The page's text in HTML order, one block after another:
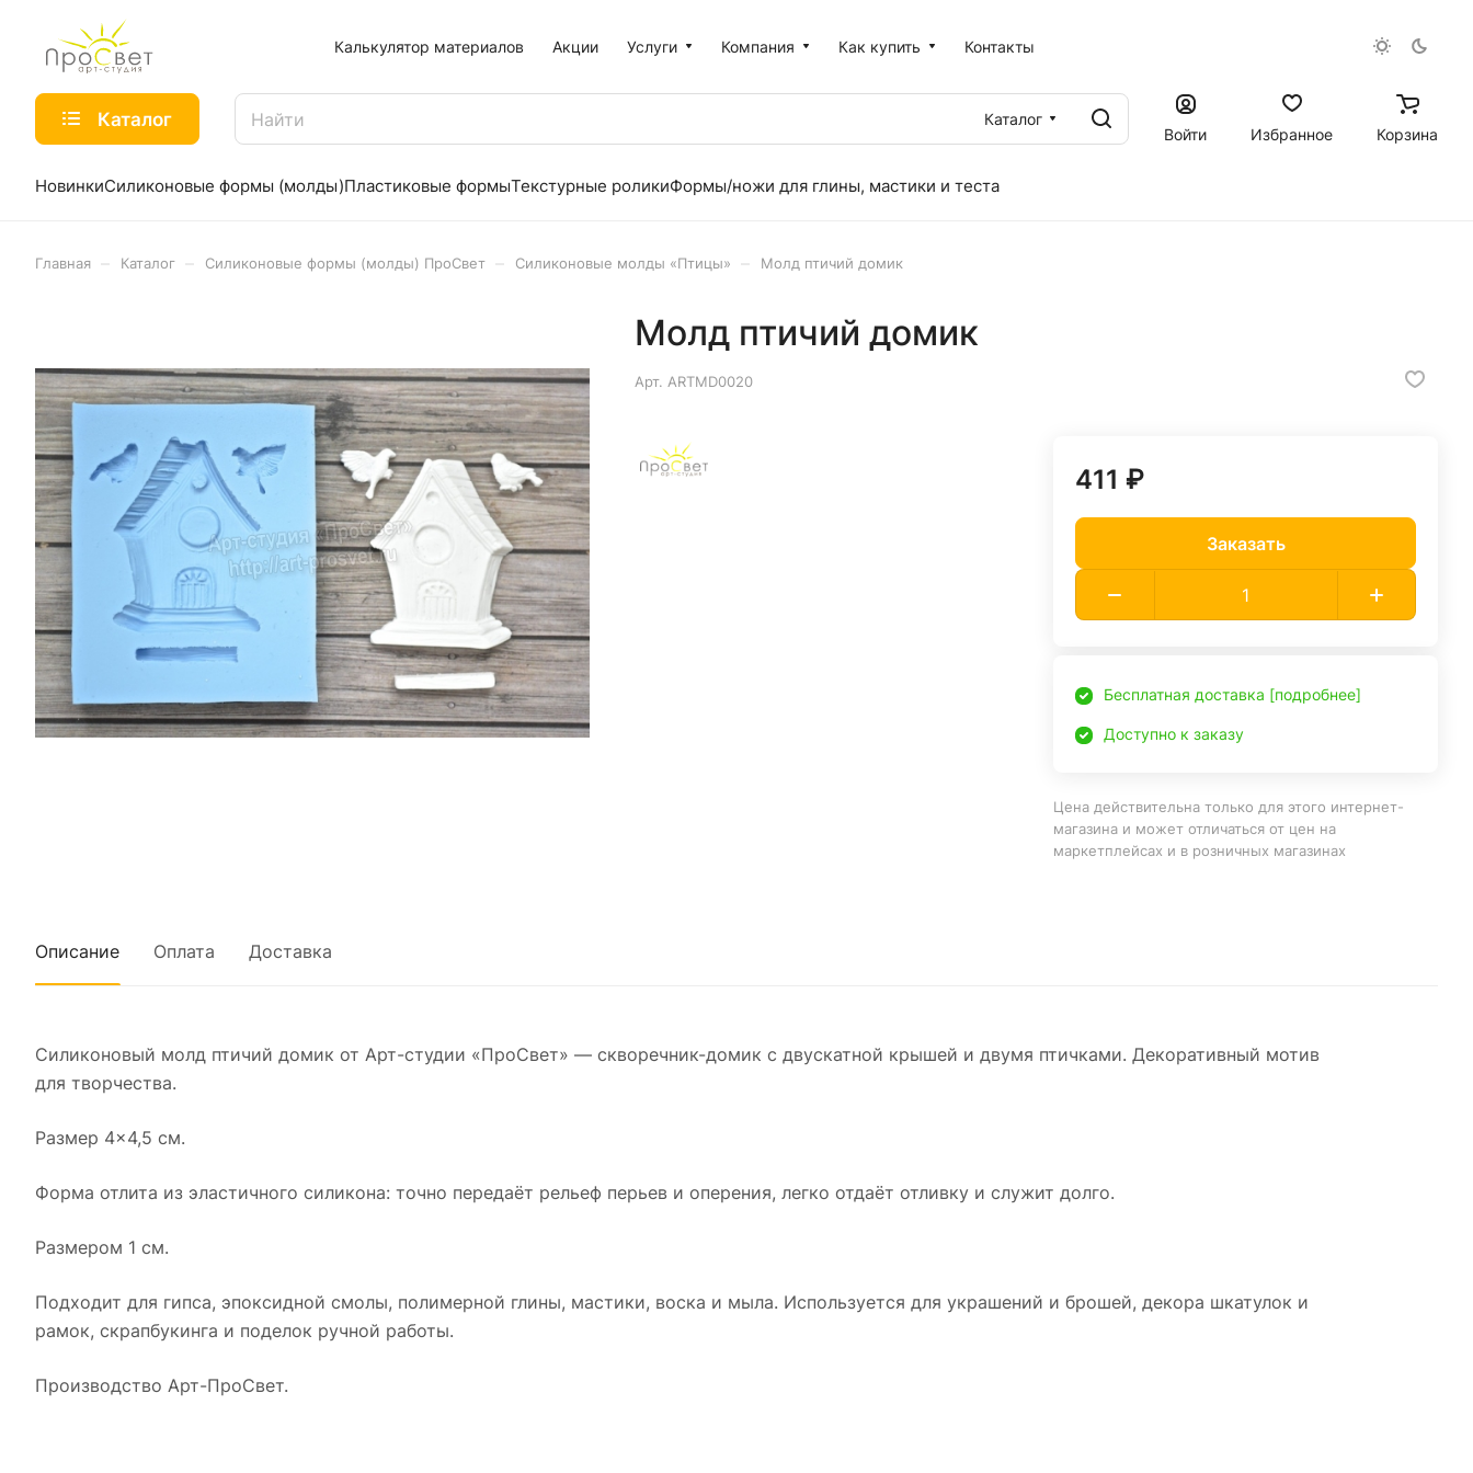
Калькулятор материалов Акции Услуги Компания Как купить Контакты
Каталог
Каталог
Войти
Избранное Корзина
НовинкиСиликоновые формы (молды)Пластиковые формыТекстурные роликиФормы/ножи для глины, мастики и теста
Главная Каталог Силиконовые формы (молды) ПроСвет Силиконовые молды «Птицы» Молд птичий домик
Молд птичий домик
Арт. ARTMD0020
411 ₽
Заказать
Бесплатная доставка [подробнее]
Доступно к заказу
Цена действительна только для этого интернет-
магазина и может отличаться от цен на
маркетплейсах и в розничных магазинах
Описание Оплата Доставка
Силиконовый молд птичий домик от Арт-студии «ПроСвет» — скворечник-домик с двускатной крышей и двумя птичками. Декоративный мотив
для творчества.
Размер 4×4,5 см.
Форма отлита из эластичного силикона: точно передаёт рельеф перьев и оперения, легко отдаёт отливку и служит долго.
Размером 1 см.
Подходит для гипса, эпоксидной смолы, полимерной глины, мастики, воска и мыла. Используется для украшений и брошей, декора шкатулок и
рамок, скрапбукинга и поделок ручной работы.
Производство Арт-ПроСвет.